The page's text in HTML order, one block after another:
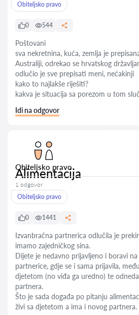
Obiteljsko pravo
0 544
Poštovani
sva nekretnina, kuća, zemlja je
Australiji, odrekao se hrvatskog
odlučio je sve prepisati meni, nećakinji
kako to najlakše riješiti?
kakva je situacija sa porezom u tom
Idi na odgovor
Obiteljsko pravo
Alimentacija
1 odgovor
Obiteljsko pravo
0 1441
Izvanbračna partnerica odlučila je
imamo zajedničkog sina.
Dijete je nedavno prijavljeno i boravi
partnerice, gdje se i sama prijavila,
djetetom (no viđa ga uredno) te
partnera.
Što je sada događa po pitanju
živi sa djetetom a ima i novog partnera.